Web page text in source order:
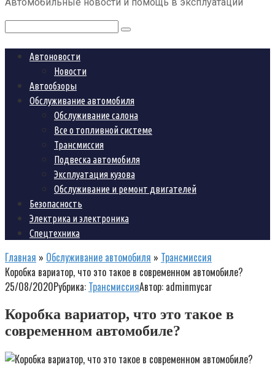
Поиск:
Автоновости
Новости
Автообзоры
Обслуживание автомобиля
Обслуживание салона
Все о топливной системе
Трансмиссия
Подвеска автомобиля
Эксплуатация кузова
Обслуживание и ремонт двигателей
Безопасность
Электрика и электроника
Спецтехника
Главная » Обслуживание автомобиля » Трансмиссия
Коробка вариатор, что это такое в современном автомобиле?
25/08/2020Рубрика: ТрансмиссияАвтор: adminmycar
Коробка вариатор, что это такое в
современном автомобиле?